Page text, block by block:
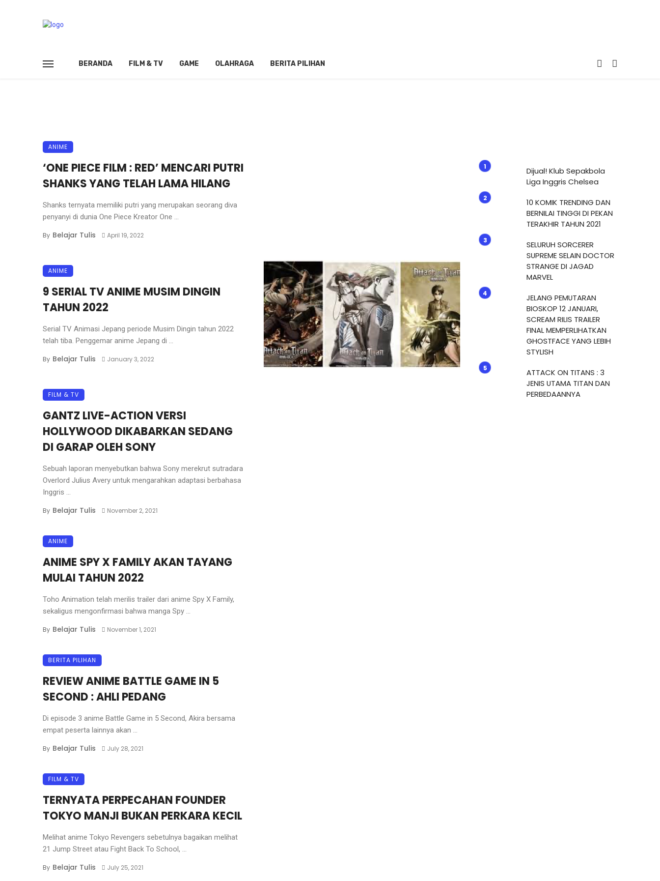
BERANDA FILM & TV GAME OLAHRAGA BERITA PILIHAN
ANIME
‘ONE PIECE FILM : RED’ MENCARI PUTRI
SHANKS YANG TELAH LAMA HILANG
Shanks ternyata memiliki putri yang merupakan seorang diva
penyanyi di dunia One Piece Kreator One ...
By Belajar Tulis April 19, 2022
ANIME
9 SERIAL TV ANIME MUSIM DINGIN
TAHUN 2022
Serial TV Animasi Jepang periode Musim Dingin tahun 2022
telah tiba. Penggemar anime Jepang di ...
By Belajar Tulis January 3, 2022
FILM & TV
GANTZ LIVE-ACTION VERSI
HOLLYWOOD DIKABARKAN SEDANG
DI GARAP OLEH SONY
Sebuah laporan menyebutkan bahwa Sony merekrut sutradara
Overlord Julius Avery untuk mengarahkan adaptasi berbahasa
Inggris ...
By Belajar Tulis November 2, 2021
ANIME
ANIME SPY X FAMILY AKAN TAYANG
MULAI TAHUN 2022
Toho Animation telah merilis trailer dari anime Spy X Family,
sekaligus mengonfirmasi bahwa manga Spy ...
By Belajar Tulis November 1, 2021
BERITA PILIHAN
REVIEW ANIME BATTLE GAME IN 5
SECOND : AHLI PEDANG
Di episode 3 anime Battle Game in 5 Second, Akira bersama
empat peserta lainnya akan ...
By Belajar Tulis July 28, 2021
FILM & TV
TERNYATA PERPECAHAN FOUNDER
TOKYO MANJI BUKAN PERKARA KECIL
Melihat anime Tokyo Revengers sebetulnya bagaikan melihat
21 Jump Street atau Fight Back To School, ...
By Belajar Tulis July 25, 2021
Dijual! Klub Sepakbola
Liga Inggris Chelsea
10 KOMIK TRENDING DAN
BERNILAI TINGGI DI PEKAN
TERAKHIR TAHUN 2021
SELURUH SORCERER
SUPREME SELAIN DOCTOR
STRANGE DI JAGAD
MARVEL
JELANG PEMUTARAN
BIOSKOP 12 JANUARI,
SCREAM RILIS TRAILER
FINAL MEMPERLIHATKAN
GHOSTFACE YANG LEBIH
STYLISH
ATTACK ON TITANS : 3
JENIS UTAMA TITAN DAN
PERBEDAANNYA